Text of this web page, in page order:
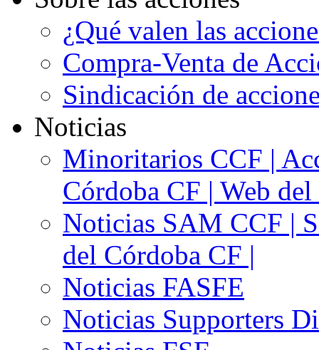
¿Qué valen las
Compra-Venta de
Sindicación de
Noticias
Minoritarios CCF |
Córdoba CF | Web
Noticias SAM CCF |
del Córdoba CF |
Noticias FASFE
Noticias Supporters